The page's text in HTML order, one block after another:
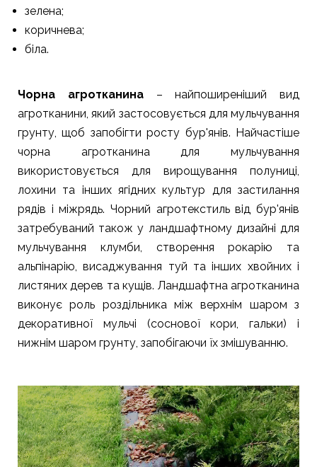
зелена;
коричнева;
біла.
Чорна агротканина– найпоширеніший вид
агротканини, який застосовується для мульчування
грунту, щоб запобігти росту бур'янів. Найчастіше
чорна агротканина для мульчування
використовується для вирощування полуниці,
лохини та інших ягідних культур для застилання
рядів і міжрядь. Чорний агротекстиль від бур'янів
затребуваний також у ландшафтному дизайні для
мульчування клумби, створення рокарію та
альпінарію, висаджування туй та інших хвойних і
листяних дерев та кущів. Ландшафтна агротканина
виконує роль роздільника між верхнім шаром з
декоративної мульчі (соснової кори, гальки) і
нижнім шаром грунту, запобігаючи їх змішуванню.